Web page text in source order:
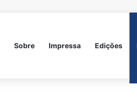
Sobre Impressa Edições